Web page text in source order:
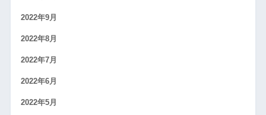
2022年9月
2022年8月
2022年7月
2022年6月
2022年5月